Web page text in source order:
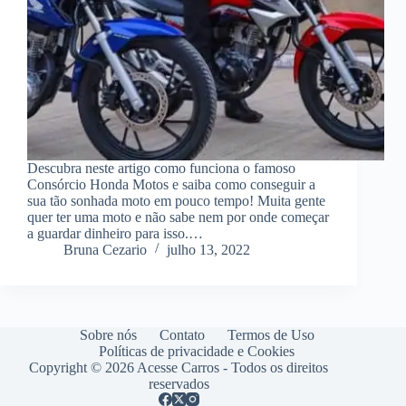
Descubra neste artigo como funciona o famoso
Consórcio Honda Motos e saiba como conseguir a
sua tão sonhada moto em pouco tempo! Muita gente
quer ter uma moto e não sabe nem por onde começar
a guardar dinheiro para isso.…
Bruna Cezario
julho 13, 2022
Sobre nós Contato
Termos de Uso
Políticas de privacidade e Cookies
Copyright © 2026 Acesse Carros - Todos os direitos
reservados